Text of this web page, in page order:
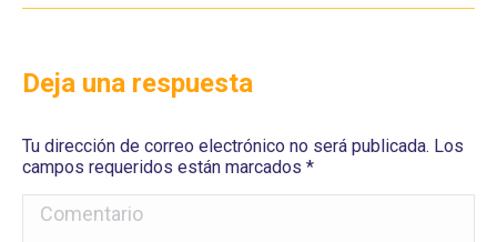
Deja una respuesta
Tu dirección de correo electrónico no será publicada. Los
campos requeridos están marcados *
Comentario